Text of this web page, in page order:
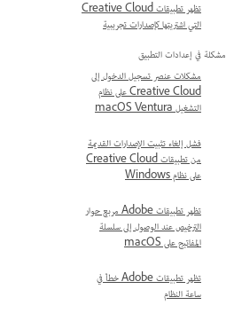
تظهر تطبيقات Creative Cloud
التي اشتريتها كإصدارات تجريبية
مشكلة في إعدادات التطبيق
مشكلات عنصر تسجيل الدخول إلى
Creative Cloud على نظام
التشغيل macOS Ventura
فشل إلغاء تثبيت الإصدارات القديمة
من تطبيقات Creative Cloud
على نظام Windows
تظهر تطبيقات Adobe مربع حوار
الترخيص عند الوصول إلى سلسلة
المفاتيح على macOS
تظهر تطبيقات Adobe خطأ في
ساعة النظام